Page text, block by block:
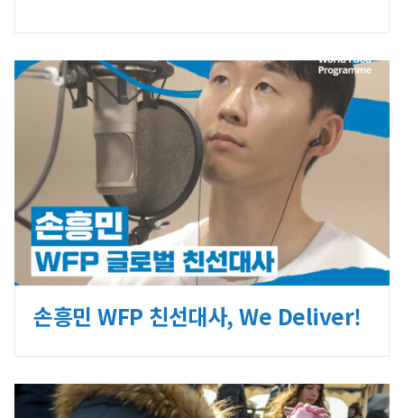
손흥민 WFP 친선대사, We Deliver!